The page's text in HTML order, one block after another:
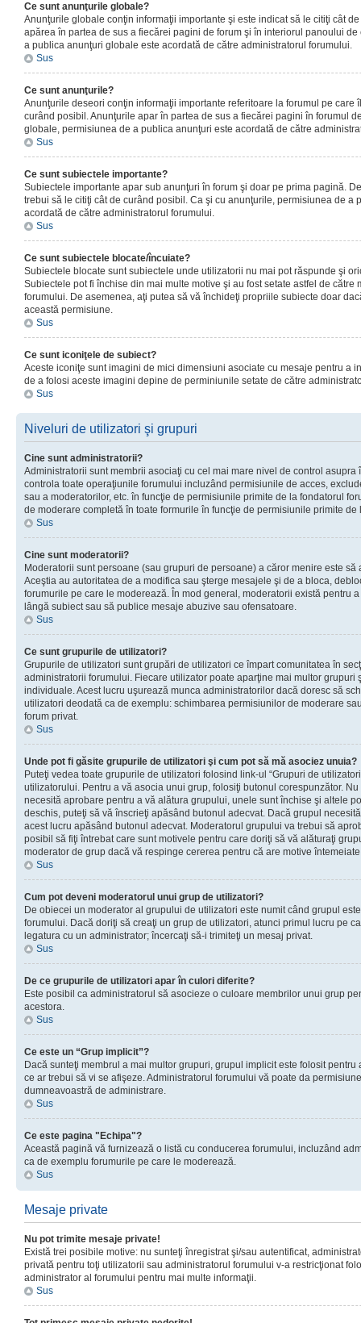
Ce sunt anunţurile globale?
Anunţurile globale conţin informaţii importante şi este indicat să le citiţi cât
apărea în partea de sus a fiecărei pagini de forum şi în interiorul panoului
a publica anunţuri globale este acordată de către administratorul forumului.
Sus
Ce sunt anunţurile?
Anunţurile deseori conţin informaţii importante referitoare la forumul pe care
curând posibil. Anunţurile apar în partea de sus a fiecărei pagini în forumul
globale, permisiunea de a publica anunţuri este acordată de către
Sus
Ce sunt subiectele importante?
Subiectele importante apar sub anunţuri în forum şi doar pe prima pagină.
trebui să le citiţi cât de curând posibil. Ca şi cu anunţurile, permisiunea de a
acordată de către administratorul forumului.
Sus
Ce sunt subiectele blocate/încuiate?
Subiectele blocate sunt subiectele unde utilizatorii nu mai pot răspunde şi
Subiectele pot fi închise din mai multe motive şi au fost setate astfel de către
forumului. De asemenea, aţi putea să vă închideţi propriile subiecte doar
această permisiune.
Sus
Ce sunt iconiţele de subiect?
Aceste iconiţe sunt imagini de mici dimensiuni asociate cu mesaje pentru a
de a folosi aceste imagini depine de perminiunile setate de către
Sus
Niveluri de utilizatori şi grupuri
Cine sunt administratorii?
Administratorii sunt membrii asociaţi cu cel mai mare nivel de control asupra
controla toate operaţiunile forumului incluzând permisiunile de acces,
sau a moderatorilor, etc. în funcţie de permisiunile primite de la fondatorul
de moderare completă în toate formurile în funcţie de permisiunile primite de
Sus
Cine sunt moderatorii?
Moderatorii sunt persoane (sau grupuri de persoane) a căror menire este
Aceştia au autoritatea de a modifica sau şterge mesajele şi de a bloca,
forumurile pe care le moderează. În mod general, moderatorii există pentru
lângă subiect sau să publice mesaje abuzive sau ofensatoare.
Sus
Ce sunt grupurile de utilizatori?
Grupurile de utilizatori sunt grupări de utilizatori ce împart comunitatea în
administratorii forumului. Fiecare utilizator poate aparţine mai multor grupuri
individuale. Acest lucru uşurează munca administratorilor dacă doresc să
utilizatori deodată ca de exemplu: schimbarea permisiunilor de moderare
forum privat.
Sus
Unde pot fi găsite grupurile de utilizatori şi cum pot să mă asociez unuia?
Puteţi vedea toate grupurile de utilizatori folosind link-ul “Grupuri de
utilizatorului. Pentru a vă asocia unui grup, folosiţi butonul corespunzător.
necesită aprobare pentru a vă alătura grupului, unele sunt închise şi altele
deschis, puteţi să vă înscrieţi apăsând butonul adecvat. Dacă grupul
acest lucru apăsând butonul adecvat. Moderatorul grupului va trebui să
posibil să fiţi întrebat care sunt motivele pentru care doriţi să vă alăturaţi
moderator de grup dacă vă respinge cererea pentru că are motive
Sus
Cum pot deveni moderatorul unui grup de utilizatori?
De obiecei un moderator al grupului de utilizatori este numit când grupul
forumului. Dacă doriţi să creaţi un grup de utilizatori, atunci primul lucru pe
legatura cu un administrator; încercaţi să-i trimiteţi un mesaj privat.
Sus
De ce grupurile de utilizatori apar în culori diferite?
Este posibil ca administratorul să asocieze o culoare membrilor unui grup
acestora.
Sus
Ce este un “Grup implicit”?
Dacă sunteţi membrul a mai multor grupuri, grupul implicit este folosit
ce ar trebui să vi se afişeze. Administratorul forumului vă poate da
dumneavoastră de administrare.
Sus
Ce este pagina "Echipa"?
Această pagină vă furnizează o listă cu conducerea forumului, incluzând
ca de exemplu forumurile pe care le moderează.
Sus
Mesaje private
Nu pot trimite mesaje private!
Există trei posibile motive: nu sunteţi înregistrat şi/sau autentificat,
privată pentru toţi utilizatorii sau administratorul forumului v-a restricţionat
administrator al forumului pentru mai multe informaţii.
Sus